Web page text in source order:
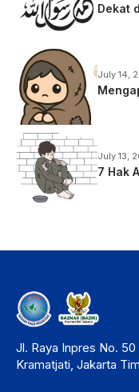
July 14,
July 13,
7 Hak
Jl. Raya Inpres No. 50
Kramatjati, Jakarta